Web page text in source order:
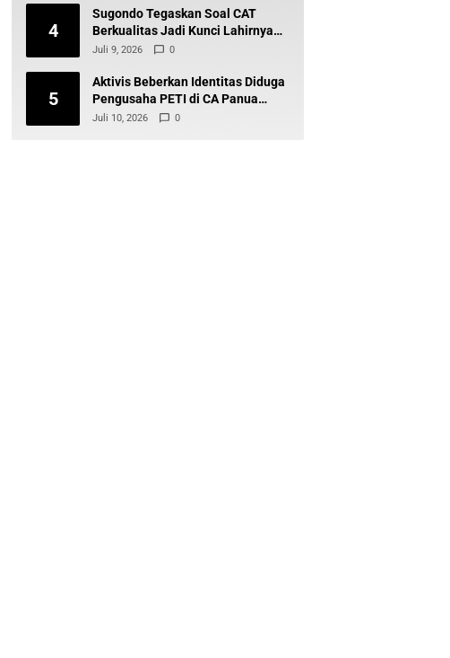
4
Sugondo Tegaskan Soal CAT
Berkualitas Jadi Kunci Lahirnya
ASN Profesional dan Berintegritas
Juli 9, 2026 0
5
Aktivis Beberkan Identitas Diduga
Pengusaha PETI di CA Panua
Gunung Polutube Desa Balayo
Juli 10, 2026 0